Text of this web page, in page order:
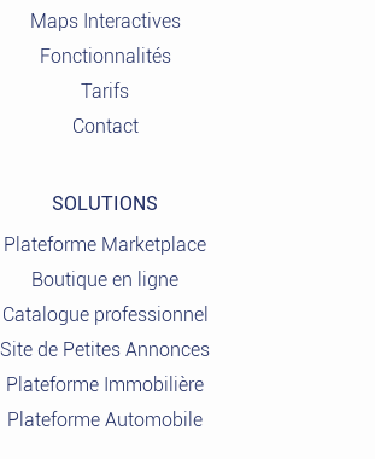
Maps Interactives
Fonctionnalités
Tarifs
Contact
SOLUTIONS
Plateforme Marketplace
Boutique en ligne
Catalogue professionnel
Site de Petites Annonces
Plateforme Immobilière
Plateforme Automobile